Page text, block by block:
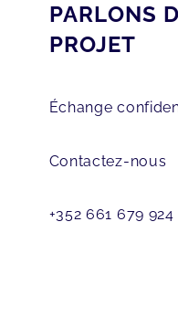
PARLONS
PROJET
Échange
Contactez-nous
+352 661 679 924